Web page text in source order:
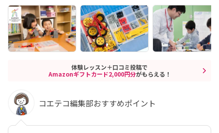
体験レッスン＋口コミ投稿で
Amazonギフトカード2,000円分がもらえる！
コエテコ編集部おすすめポイント